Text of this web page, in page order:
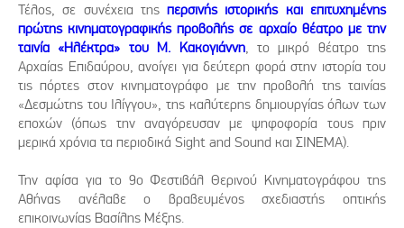
Τέλος, σε συνέχεια τηςπερσινής ιστορικής και επιτυχημένης
πρώτης κινηματογραφικής προβολής σε αρχαίο θέατρο με την
ταινία «Ηλέκτρα» του Μ. Κακογιάννη, το μικρό θέατρο της
Αρχαίας Επιδαύρου, ανοίγει για δεύτερη φορά στην ιστορία του
τις πόρτες στον κινηματογράφο με την προβολή της ταινίας
«Δεσμώτης του Ιλίγγου», της καλύτερης δημιουργίας όλων των
εποχών (όπως την αναγόρευσαν με ψηφοφορία τους πριν
μερικά χρόνια τα περιοδικά Sight and Sound και ΣΙΝΕΜΑ).
Την αφίσα για το 9ο Φεστιβάλ Θερινού Κινηματογράφου της
Αθήνας ανέλαβε ο βραβευμένος σχεδιαστής οπτικής
επικοινωνίας Βασίλης Μέξης.